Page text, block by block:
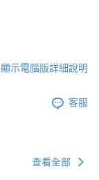
顯示電腦版詳細說明
客服
查看全部